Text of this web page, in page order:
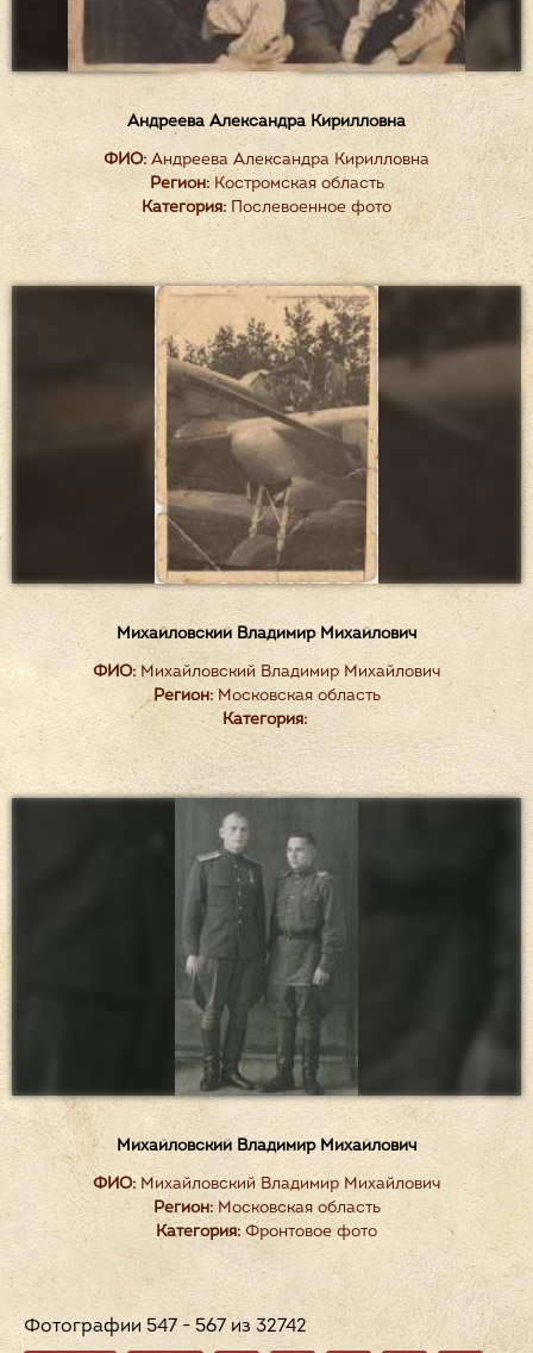
Андреева Александра Кирилловна
ФИО: Андреева Александра Кирилловна
Регион:Костромская область
Категория: Послевоенное фото
Михайловский Владимир Михайлович
ФИО: Михайловский Владимир Михайлович
Регион:Московская область
Категория:
Михайловский Владимир Михайлович
ФИО: Михайловский Владимир Михайлович
Регион:Московская область
Категория:Фронтовое фото
Фотографии 547 - 567 из 32742